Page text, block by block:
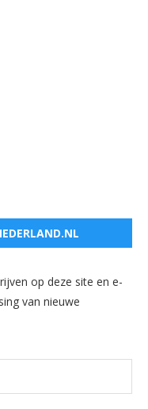
op deze site en e-
van nieuwe